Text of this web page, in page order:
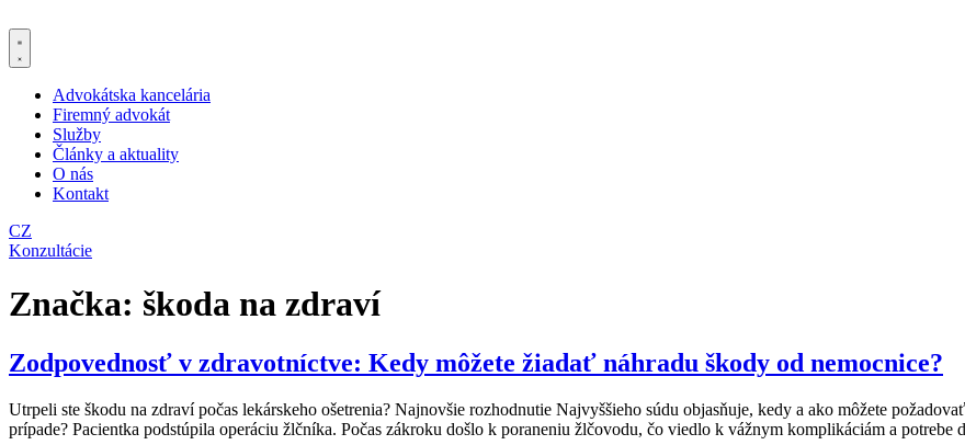
na
obsah
Advokátska kancelária
Firemný advokát
Služby
Články a aktuality
O nás
Kontakt
CZ
Konzultácie
Značka: škoda na zdraví
Zodpovednosť v zdravotníctve: Kedy môžete žiadať náhradu škody od nemocnice?
Utrpeli ste škodu na zdraví počas lekárskeho ošetrenia? Najnovšie rozhodnutie Najvyššieho súdu objasňuje, kedy a ako môžete
prípade? Pacientka podstúpila operáciu žlčníka. Počas zákroku došlo k poraneniu žlčovodu, čo viedlo k vážnym komplikáciám a